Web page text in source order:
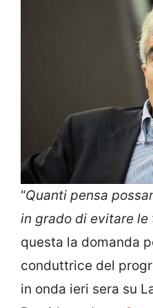
“Quanti pensa
in grado di evitare le
questa la domanda
conduttrice del
in onda ieri sera su